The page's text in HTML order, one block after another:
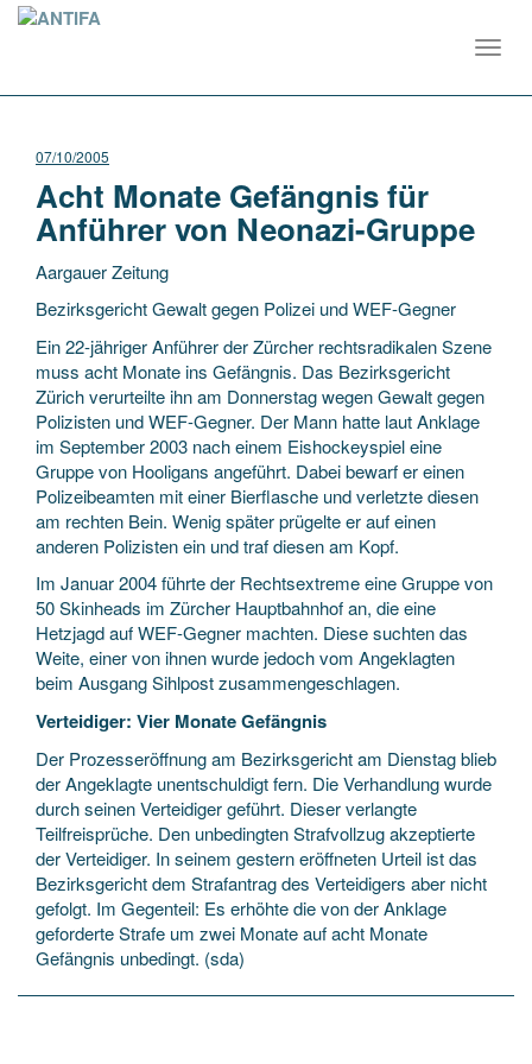
07/10/2005
Acht Monate Gefängnis für
Anführer von Neonazi-Gruppe
Aargauer Zeitung
Bezirksgericht Gewalt gegen Polizei und WEF-Gegner
Ein 22-jähriger Anführer der Zürcher rechtsradikalen Szene
muss acht Monate ins Gefängnis. Das Bezirksgericht
Zürich verurteilte ihn am Donnerstag wegen Gewalt gegen
Polizisten und WEF-Gegner. Der Mann hatte laut Anklage
im September 2003 nach einem Eishockeyspiel eine
Gruppe von Hooligans angeführt. Dabei bewarf er einen
Polizeibeamten mit einer Bierflasche und verletzte diesen
am rechten Bein. Wenig später prügelte er auf einen
anderen Polizisten ein und traf diesen am Kopf.
Im Januar 2004 führte der Rechtsextreme eine Gruppe von
50 Skinheads im Zürcher Hauptbahnhof an, die eine
Hetzjagd auf WEF-Gegner machten. Diese suchten das
Weite, einer von ihnen wurde jedoch vom Angeklagten
beim Ausgang Sihlpost zusammengeschlagen.
Verteidiger: Vier Monate Gefängnis
Der Prozesseröffnung am Bezirksgericht am Dienstag blieb
der Angeklagte unentschuldigt fern. Die Verhandlung wurde
durch seinen Verteidiger geführt. Dieser verlangte
Teilfreisprüche. Den unbedingten Strafvollzug akzeptierte
der Verteidiger. In seinem gestern eröffneten Urteil ist das
Bezirksgericht dem Strafantrag des Verteidigers aber nicht
gefolgt. Im Gegenteil: Es erhöhte die von der Anklage
geforderte Strafe um zwei Monate auf acht Monate
Gefängnis unbedingt. (sda)